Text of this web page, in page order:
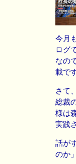
今月
ログ
なの
載で
さて
総裁
様は
実践
話が
のか